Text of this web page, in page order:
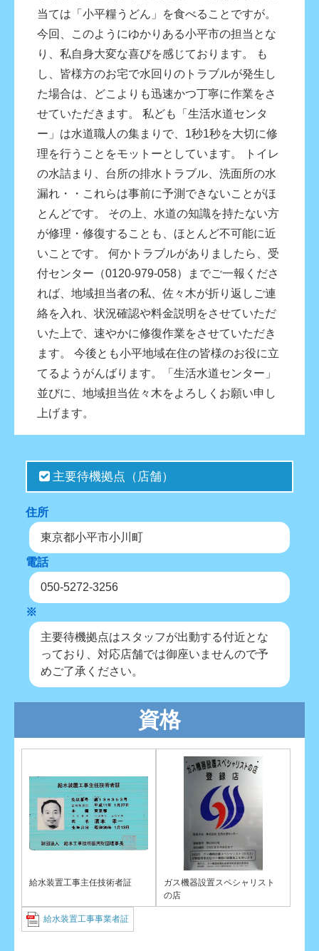
当ては「小平糧うどん」を食べることですが。
今回、このようにゆかりある小平市の担当とな
り、私自身大変な喜びを感じております。 も
し、皆様方のお宅で水回りのトラブルが発生し
た場合は、どこよりも迅速かつ丁寧に作業をさ
せていただきます。 私ども「生活水道センタ
ー」は水道職人の集まりで、1秒1秒を大切に修
理を行うことをモットーとしています。 トイレ
の水詰まり、台所の排水トラブル、洗面所の水
漏れ・・これらは事前に予測できないことがほ
とんどです。 その上、水道の知識を持たない方
が修理・修復することも、ほとんど不可能に近
いことです。 何かトラブルがありましたら、受
付センター（0120-979-058）までご一報くださ
れば、地域担当者の私、佐々木が折り返しご連
絡を入れ、状況確認や料金説明をさせていただ
いた上で、速やかに修復作業をさせていただき
ます。 今後とも小平地域在住の皆様のお役に立
てるようがんばります。「生活水道センター」
並びに、地域担当佐々木をよろしくお願い申し
上げます。
主要待機拠点（店舗）
住所
東京都小平市小川町
電話
050-5272-3256
※
主要待機拠点はスタッフが出動する付近とな
っており、対応店舗では御座いませんので予
めご了承ください。
資格
給水装置工事主任技術者証
ガス機器設置スペシャリスト
の店
給水装置工事事業者証